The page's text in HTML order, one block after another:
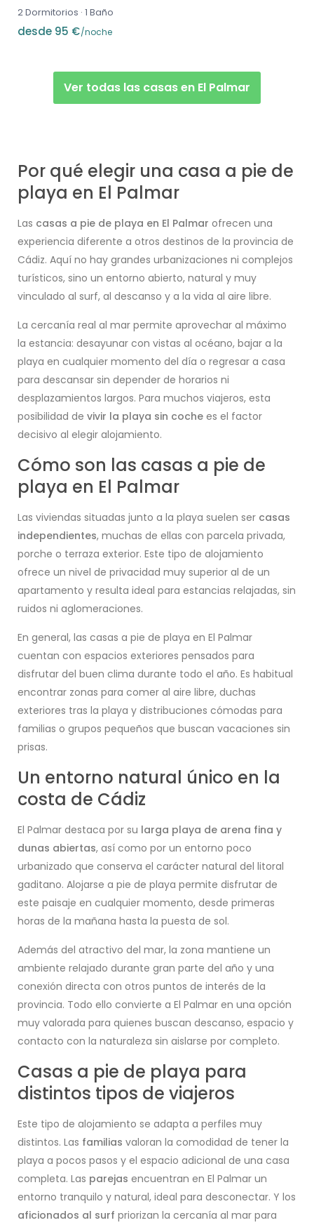
2 Dormitorios · 1 Baño
desde 95 €/noche
Ver todas las casas en El Palmar
Por qué elegir una casa a pie de
playa en El Palmar
Las casas a pie de playa en El Palmar ofrecen una
experiencia diferente a otros destinos de la provincia de
Cádiz. Aquí no hay grandes urbanizaciones ni complejos
turísticos, sino un entorno abierto, natural y muy
vinculado al surf, al descanso y a la vida al aire libre.
La cercanía real al mar permite aprovechar al máximo
la estancia: desayunar con vistas al océano, bajar a la
playa en cualquier momento del día o regresar a casa
para descansar sin depender de horarios ni
desplazamientos largos. Para muchos viajeros, esta
posibilidad devivir la playa sin coche es el factor
decisivo al elegir alojamiento.
Cómo son las casas a pie de
playa en El Palmar
Las viviendas situadas junto a la playa suelen ser casas
independientes, muchas de ellas con parcela privada,
porche o terraza exterior. Este tipo de alojamiento
ofrece un nivel de privacidad muy superior al de un
apartamento y resulta ideal para estancias relajadas, sin
ruidos ni aglomeraciones.
En general, las casas a pie de playa en El Palmar
cuentan con espacios exteriores pensados para
disfrutar del buen clima durante todo el año. Es habitual
encontrar zonas para comer al aire libre, duchas
exteriores tras la playa y distribuciones cómodas para
familias o grupos pequeños que buscan vacaciones sin
prisas.
Un entorno natural único en la
costa de Cádiz
El Palmar destaca por su larga playa de arena fina y
dunas abiertas, así como por un entorno poco
urbanizado que conserva el carácter natural del litoral
gaditano. Alojarse a pie de playa permite disfrutar de
este paisaje en cualquier momento, desde primeras
horas de la mañana hasta la puesta de sol.
Además del atractivo del mar, la zona mantiene un
ambiente relajado durante gran parte del año y una
conexión directa con otros puntos de interés de la
provincia. Todo ello convierte a El Palmar en una opción
muy valorada para quienes buscan descanso, espacio y
contacto con la naturaleza sin aislarse por completo.
Casas a pie de playa para
distintos tipos de viajeros
Este tipo de alojamiento se adapta a perfiles muy
distintos. Las familias valoran la comodidad de tener la
playa a pocos pasos y el espacio adicional de una casa
completa. Las parejas encuentran en El Palmar un
entorno tranquilo y natural, ideal para desconectar. Y los
aficionados al surf priorizan la cercanía al mar para